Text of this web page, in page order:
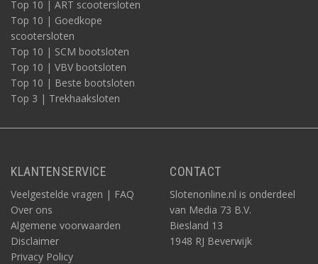
Top 10 | ART scootersloten
Top 10 | Goedkope
scootersloten
Top 10 | SCM bootsloten
Top 10 | VBV bootsloten
Top 10 | Beste bootsloten
Top 3 | Trekhaaksloten
KLANTENSERVICE
Veelgestelde vragen | FAQ
Over ons
Algemene voorwaarden
Disclaimer
Privacy Policy
CONTACT
Slotenonline.nl is onderdeel
van Media 73 B.V.
Biesland 13
1948 RJ Beverwijk